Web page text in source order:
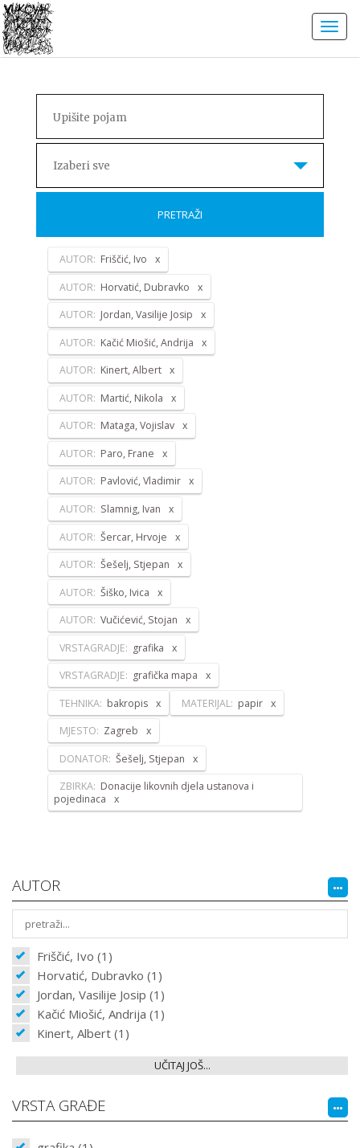
Izaberi sve
PRETRAŽI
AUTOR: Friščić, Ivo
AUTOR: Horvatić, Dubravko
AUTOR: Jordan, Vasilije Josip
AUTOR: Kačić Miošić, Andrija
AUTOR: Kinert, Albert
AUTOR: Martić, Nikola
AUTOR: Mataga, Vojislav
AUTOR: Paro, Frane
AUTOR: Pavlović, Vladimir
AUTOR: Slamnig, Ivan
AUTOR: Šercar, Hrvoje
AUTOR: Šešelj, Stjepan
AUTOR: Šiško, Ivica
AUTOR: Vučićević, Stojan
VRSTAGRADJE: grafika
VRSTAGRADJE: grafička mapa
TEHNIKA: bakropis MATERIJAL: papir
MJESTO: Zagreb
DONATOR: Šešelj, Stjepan
ZBIRKA: Donacije likovnih djela ustanova i
pojedinaca
AUTOR
Friščić, Ivo (1)
Horvatić, Dubravko (1)
Jordan, Vasilije Josip (1)
Kačić Miošić, Andrija (1)
Kinert, Albert (1)
UČITAJ JOŠ...
VRSTA GRAĐE